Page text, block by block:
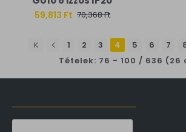
59,813 Ft 70,368 Ft
1 2 3 4 5 6 7
Tételek: 76 - 100 / 636 (26